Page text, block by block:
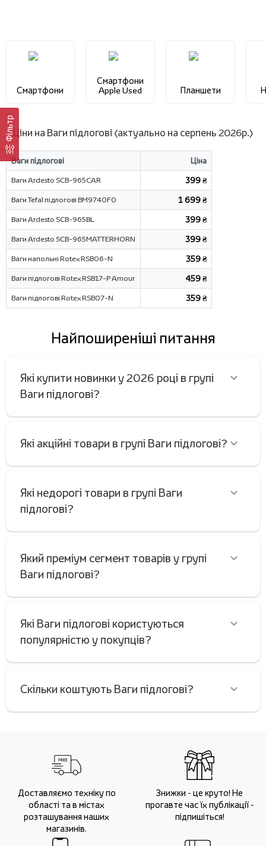
Фільтр
Смартфони
Смартфони
Apple Used
Планшети
Ціни на Ваги підлогові (актуально на серпень 2026р.)
Ваги підлогові Ціна
Ваги Ardesto SCB-965CAR 399 ₴
Ваги Tefal підлогові BM9740F0 1 699 ₴
Ваги Ardesto SCB-965BL 399 ₴
Ваги Ardesto SCB-965MATTERHORN 399 ₴
Ваги напольні Rotex RSB06-N 359 ₴
Ваги підлогові Rotex RSB17-P Amour 459 ₴
Ваги підлогові Rotex RSB07-N 359 ₴
Найпоширеніші питання
Які купити новинки у 2026 році в групі
Ваги підлогові?
Які акційні товари в групі Ваги підлогові?
Які недорогі товари в групі Ваги
підлогові?
Який преміум сегмент товарів у групі
Ваги підлогові?
Які Ваги підлогові користуються
популярністю у покупців?
Скільки коштують Ваги підлогові?
Доставляємо техніку по
області та в містах
розташування наших
магазинів.
Знижки - це круто! Не
прогавте час їх публікації -
підпишіться!